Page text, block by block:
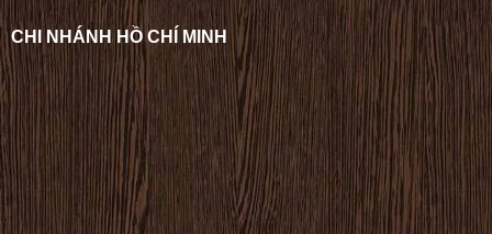
CHI NHÁNH HỒ CHÍ MINH